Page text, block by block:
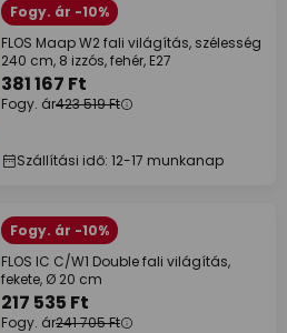
Fogy. ár -10%
FLOS Maap W2 fali világítás, szélesség
240 cm, 8 izzós, fehér, E27
381 167 Ft
Fogy. ár423 519 Ft
Szállítási idő: 12-17 munkanap
Fogy. ár -10%
FLOS IC C/W1 Double fali világítás,
fekete, Ø 20 cm
217 535 Ft
Fogy. ár241 705 Ft